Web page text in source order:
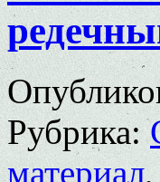
Рубрика:
материал